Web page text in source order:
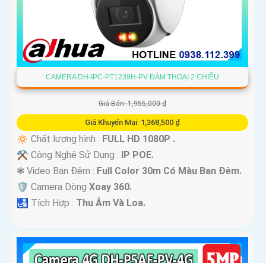
CAMERA DH-IPC-PT1239H-PV ĐÀM THOẠI 2 CHIỀU
Giá Bán: 1,955,000 ₫
Giá Khuyến Mại: 1,368,500 ₫
🔅 Chất lượng hình : FULL HD 1080P .
⚒ Công Nghệ Sử Dụng : IP POE.
❃ Video Ban Đêm : Full Color 30m Có Màu Ban Ðêm.
🛡 Camera Dòng Xoay 360.
️🛃 Tích Hợp : Thu Âm Và Loa.